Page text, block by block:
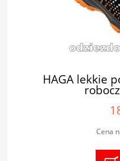
HAGA lekkie
Cena